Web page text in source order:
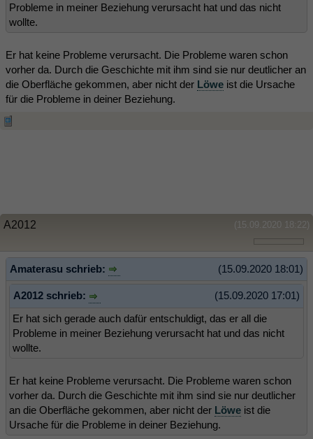
Probleme in meiner Beziehung verursacht hat und das nicht
wollte.
Er hat keine Probleme verursacht. Die Probleme waren schon
vorher da. Durch die Geschichte mit ihm sind sie nur deutlicher an
die Oberfläche gekommen, aber nicht der Löwe ist die Ursache
für die Probleme in deiner Beziehung.
(15.09.2020 18:22)
A2012
(15.09.2020 18:01)
Amaterasu schrieb:
(15.09.2020 17:01)
A2012 schrieb:
Er hat sich gerade auch dafür entschuldigt, das er all die
Probleme in meiner Beziehung verursacht hat und das nicht
wollte.
Er hat keine Probleme verursacht. Die Probleme waren schon
vorher da. Durch die Geschichte mit ihm sind sie nur deutlicher
an die Oberfläche gekommen, aber nicht der Löwe ist die
Ursache für die Probleme in deiner Beziehung.